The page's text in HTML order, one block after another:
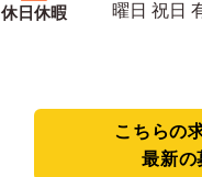
休日休暇
曜日 祝日
こちらの
最新の